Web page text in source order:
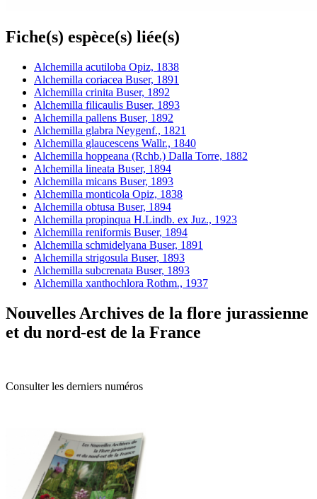
Fiche(s) espèce(s) liée(s)
Alchemilla acutiloba Opiz, 1838
Alchemilla coriacea Buser, 1891
Alchemilla crinita Buser, 1892
Alchemilla filicaulis Buser, 1893
Alchemilla pallens Buser, 1892
Alchemilla glabra Neygenf., 1821
Alchemilla glaucescens Wallr., 1840
Alchemilla hoppeana (Rchb.) Dalla Torre, 1882
Alchemilla lineata Buser, 1894
Alchemilla micans Buser, 1893
Alchemilla monticola Opiz, 1838
Alchemilla obtusa Buser, 1894
Alchemilla propinqua H.Lindb. ex Juz., 1923
Alchemilla reniformis Buser, 1894
Alchemilla schmidelyana Buser, 1891
Alchemilla strigosula Buser, 1893
Alchemilla subcrenata Buser, 1893
Alchemilla xanthochlora Rothm., 1937
Nouvelles Archives de la flore jurassienne
et du nord-est de la France
Consulter les derniers numéros